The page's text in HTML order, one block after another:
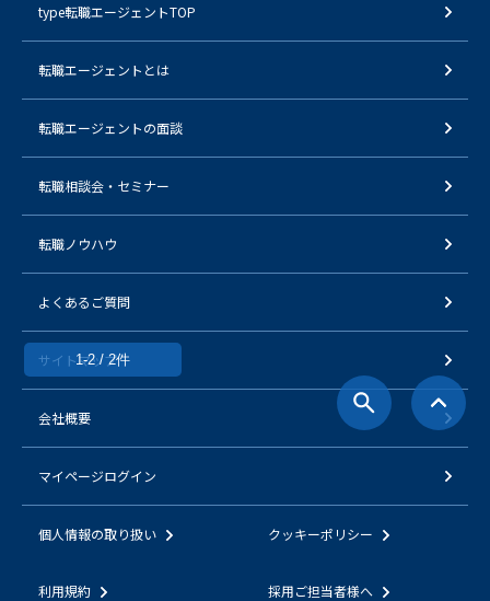
1-2 / 2件
type転職エージェントTOP
転職エージェントとは
転職エージェントの面談
転職相談会・セミナー
転職ノウハウ
よくあるご質問
サイトマップ
会社概要
マイページログイン
個人情報の取り扱い クッキーポリシー
利用規約 採用ご担当者様へ